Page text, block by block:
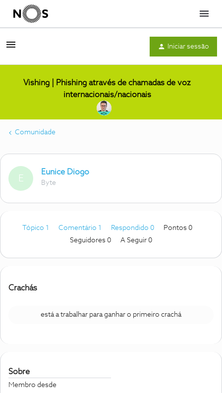
Menu
Iniciar sessão
Vishing | Phishing através de chamadas de voz
internacionais/nacionais
Comunidade
E
Eunice Diogo
Byte
Tópico 1 Comentário 1 Respondido 0
Pontos 0
Seguidores 0 A Seguir 0
Crachás
está a trabalhar para ganhar o primeiro crachá
Sobre
Membro desde